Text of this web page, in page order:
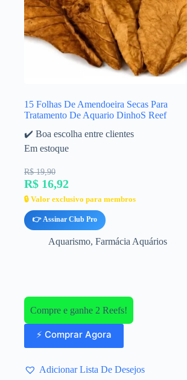
15 Folhas De Amendoeira Secas Para
Tratamento De Aquario DinhoS Reef
✔️ Boa escolha entre clientes
Em estoque
R$ 19,90
R$ 16,92
🔒 Valor exclusivo para membros
👉 Assinar Club Pro
Aquarismo, Farmácia Aquários
Compre e ganhe 2 Reefs!
⚡ Comprar Agora
Adicionar Lista De Desejos